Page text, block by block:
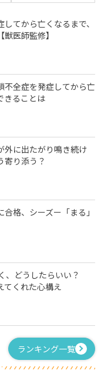
てから亡くなるまで、
医師監修】
全症を発症してから亡
きることは
外に出たがり鳴き続け
り添う？
格、シーズー「まる」
、どうしたらいい？
てくれた心構え
ランキング一覧